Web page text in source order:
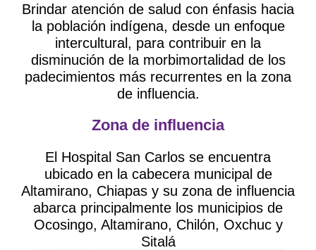
Brindar atención de salud con énfasis hacia
la población indígena, desde un enfoque
intercultural, para contribuir en la
disminución de la morbimortalidad de los
padecimientos más recurrentes en la zona
de influencia.
Zona de influencia
El Hospital San Carlos se encuentra
ubicado en la cabecera municipal de
Altamirano, Chiapas y su zona de influencia
abarca principalmente los municipios de
Ocosingo, Altamirano, Chilón, Oxchuc y
Sitalá